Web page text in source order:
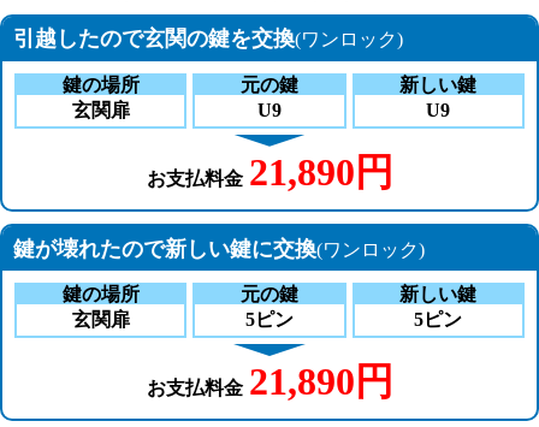
引越したので玄関の鍵を交換(ワンロック)
鍵の場所
玄関扉
元の鍵
U9
新しい鍵
U9
お支払料金 21,890円
鍵が壊れたので新しい鍵に交換(ワンロック)
鍵の場所
玄関扉
元の鍵
5ピン
新しい鍵
5ピン
お支払料金 21,890円